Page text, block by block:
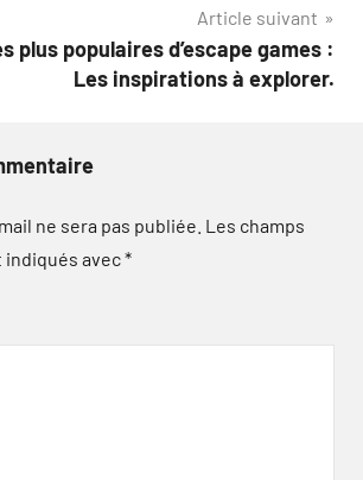
Article suivant
plus populaires d’escape games :
Les inspirations à explorer.
ne sera pas publiée. Les champs
avec*